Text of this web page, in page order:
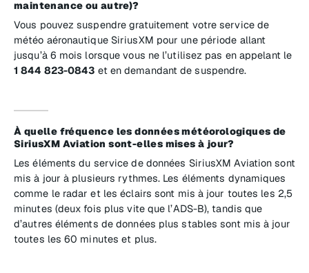
maintenance ou autre)?
Vous pouvez suspendre gratuitement votre service de
météo aéronautique SiriusXM pour une période allant
jusqu’à 6 mois lorsque vous ne l’utilisez pas en appelant le
1 844 823-0843 et en demandant de suspendre.
À quelle fréquence les données météorologiques de
SiriusXM Aviation sont-elles mises à jour?
Les éléments du service de données SiriusXM Aviation sont
mis à jour à plusieurs rythmes. Les éléments dynamiques
comme le radar et les éclairs sont mis à jour toutes les 2,5
minutes (deux fois plus vite que l’ADS-B), tandis que
d’autres éléments de données plus stables sont mis à jour
toutes les 60 minutes et plus.